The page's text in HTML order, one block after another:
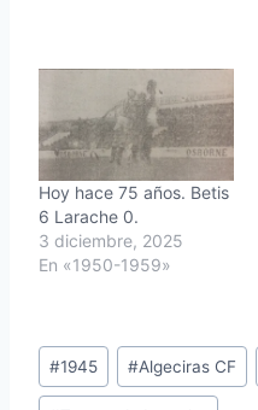
Hoy hace 75 años. Betis
6 Larache 0.
3 diciembre, 2025
En «1950-1959»
Etiquetas
de
#1945 #Algeciras CF